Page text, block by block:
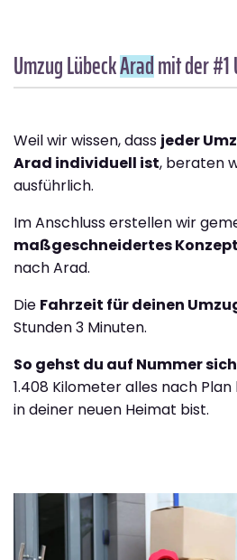
Umzug LübeckAradmit der
Weil wir wissen, dass jeder
Arad individuell ist, beraten
ausführlich.
Im Anschluss erstellen wir
maßgeschneidertes Konzept
nach Arad.
Die Fahrzeit für deinen
Stunden 3 Minuten.
So gehst du auf Nummer
1.408 Kilometer alles nach
in deiner neuen Heimat bist.